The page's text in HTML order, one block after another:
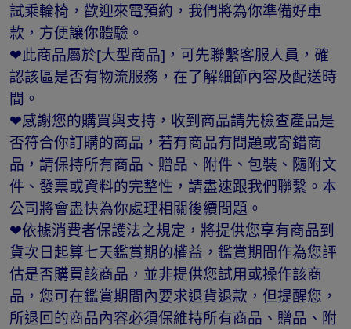
試乘輪椅，歡迎來電預約，我們將為你準備好車
款，方便讓你體驗。
❤此商品屬於[大型商品]，可先聯繫客服人員，確
認該區是否有物流服務，在了解細節內容及配送時
間。
❤感謝您的購買與支持，收到商品請先檢查產品是
否符合你訂購的商品，若有商品有問題或寄錯商
品，請保持所有商品、贈品、附件、包裝、隨附文
件、發票或資料的完整性，請盡速跟我們聯繫。本
公司將會盡快為你處理相關後續問題。
❤依據消費者保護法之規定，將提供您享有商品到
貨次日起算七天鑑賞期的權益，鑑賞期間作為您評
估是否購買該商品，並非提供您試用或操作該商
品，您可在鑑賞期間內要求退貨退款，但提醒您，
所退回的商品內容必須保維持所有商品、贈品、附